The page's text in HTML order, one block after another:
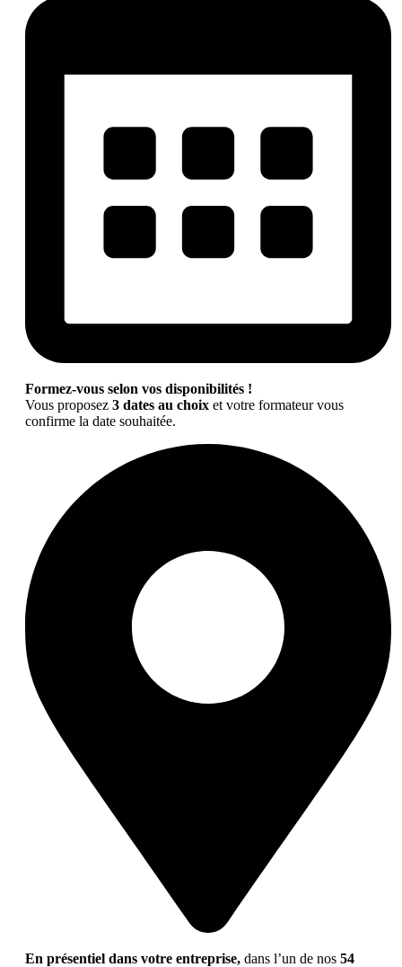
Formez-vous selon vos disponibilités !
Vous proposez 3 dates au choix et votre formateur vous
confirme la date souhaitée.
En présentiel dans votre entreprise, dans l’un de nos 54